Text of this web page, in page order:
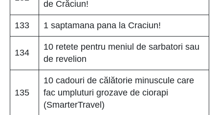
de Crăciun!
133 1 saptamana pana la Craciun!
134
10 retete pentru meniul de sarbatori sau
de revelion
135
10 cadouri de călătorie minuscule care
fac umpluturi grozave de ciorapi
(SmarterTravel)